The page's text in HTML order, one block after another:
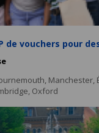
de vouchers pour
Manchester,
Oxford